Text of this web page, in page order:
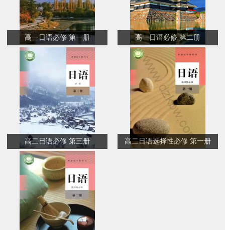
高一日语必修 第一册 高一日语必修 第二册
高二日语必修 第三册 高二日语选择性必修 第一册